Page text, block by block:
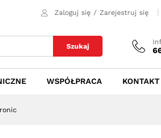
Zaloguj się / Zarejestruj się
Szukaj
WSPÓŁPRACA KONTAKT
500zł